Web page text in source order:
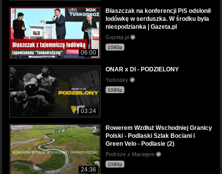
06:00
Błaszczak na konferencji PiS odsłonił
lodówkę w serduszka. W środku była
niespodzianka | Gazeta.pl
Gazeta.pl
1080p
03:24
ONAR x DI - PODZIELONY
Yurkosky
1080p
24:36
Rowerem Wzdłuż Wschodniej Granicy
Polski - Podlaski Szlak Bociani i
Green Velo - Podlasie (2)
Podróże z Maciejem
1080p